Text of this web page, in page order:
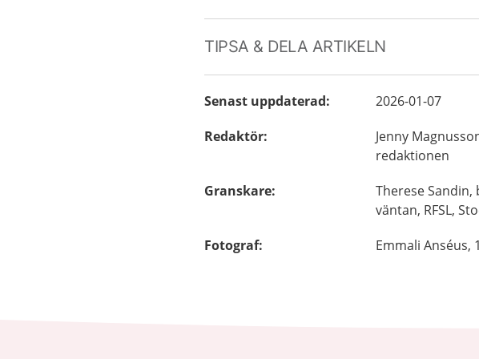
TIPSA & DELA ARTIKELN
Senast uppdaterad:
2026-01-07
Redaktör: Jenny
redaktionen
Granskare: ThereseSandin,
väntan, RFSL,
Fotograf: Emmali Anséus,